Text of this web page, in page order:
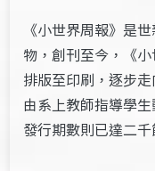
《小世界周報》是
物，創刊至今，《
排版至印刷，逐步
由系上教師指導學
發行期數則已達二千